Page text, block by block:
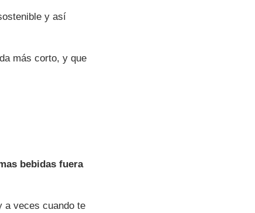
y así
más corto, y que
bebidas fuera
a veces cuando te